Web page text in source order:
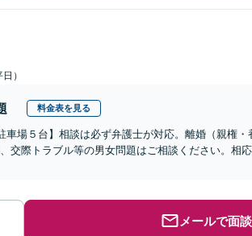
）
料金表を見る
車場５台】相談は必ず弁護士が対応。離婚（親権
交際トラブル等の男女問題はご相談ください。相
メールで面